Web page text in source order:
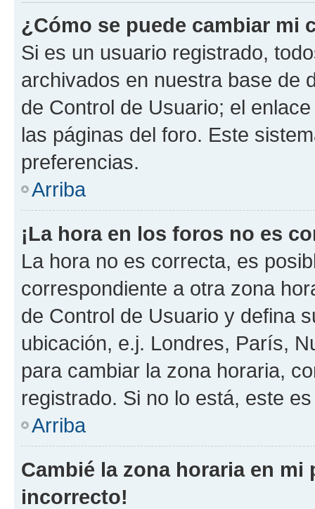
¿Cómo se puede cambiar mi
Si es un usuario registrado,
archivados en nuestra base de
de Control de Usuario; el
las páginas del foro. Este
preferencias.
Arriba
¡La hora en los foros no es
La hora no es correcta, es
correspondiente a otra zona
de Control de Usuario y defina
ubicación, e.j. Londres, París,
para cambiar la zona horaria,
registrado. Si no lo está, este
Arriba
Cambié la zona horaria en
incorrecto!